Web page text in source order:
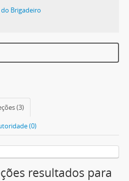
Brigadeiro
(3)
(0)
resultados para